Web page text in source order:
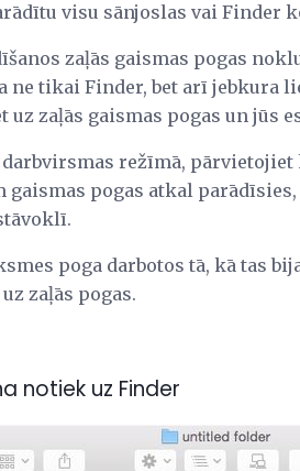
visu sānjoslas vai Finder
zaļās gaismas pogas
ne tikai Finder, bet arī jebkura
zaļās gaismas pogas un jūs
režīmā,
gaismas pogas atkal
poga darbotos tā, kā tas
zaļās pogas.
notiek uz Finder